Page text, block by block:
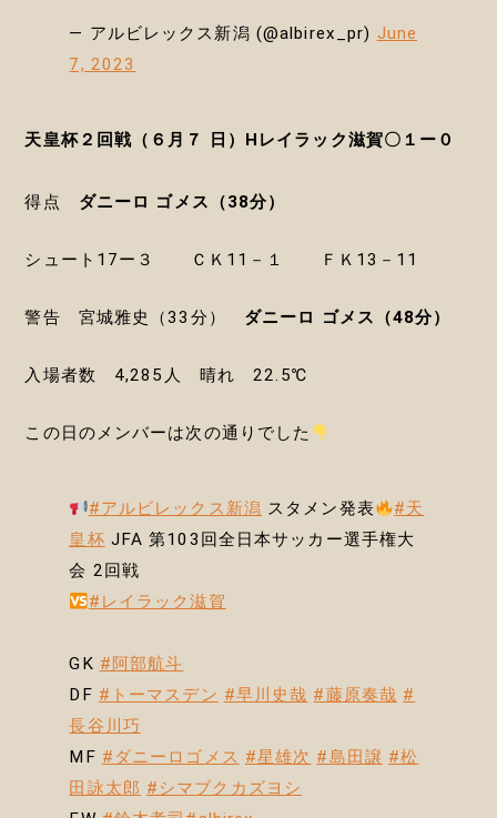
— アルビレックス新潟 (@albirex_pr) June
7, 2023
天皇杯２回戦（６月７ 日）Hレイラック滋賀〇１ー０
得点 ダニーロ ゴメス（38分）
シュート17ー３ ＣＫ11－１ ＦＫ13－11
警告 宮城雅史（33分） ダニーロ ゴメス（48分）
入場者数 4,285人 晴れ 22.5℃
この日のメンバーは次の通りでした
#アルビレックス新潟 スタメン発表
#天
皇杯 JFA 第103回全日本サッカー選手権大
会 2回戦
#レイラック滋賀
GK #阿部航斗
DF #トーマスデン #早川史哉 #藤原奏哉 #
長谷川巧
MF #ダニーロゴメス #星雄次 #島田譲 #松
田詠太郎 #シマブクカズヨシ